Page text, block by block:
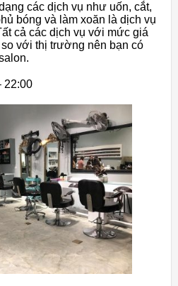
các dịch vụ như uốn, cắt,
bóng và làm xoăn là dịch vụ
cả các dịch vụ với mức giá
với thị trường nên bạn có
22:00